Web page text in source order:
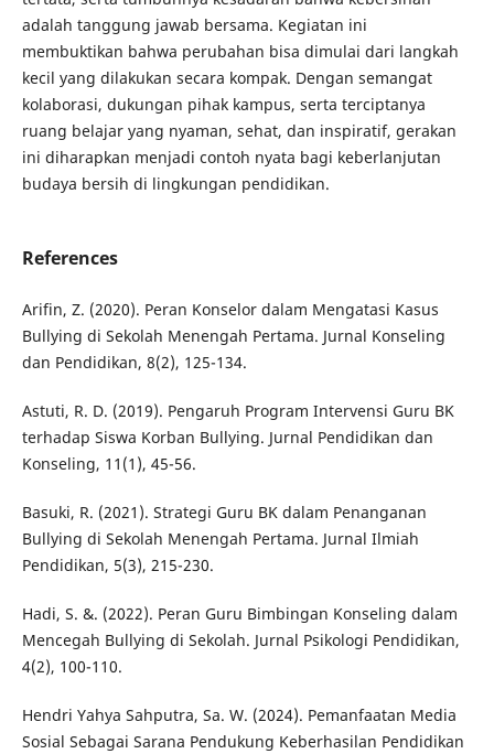
adalah tanggung jawab bersama. Kegiatan ini
membuktikan bahwa perubahan bisa dimulai dari langkah
kecil yang dilakukan secara kompak. Dengan semangat
kolaborasi, dukungan pihak kampus, serta terciptanya
ruang belajar yang nyaman, sehat, dan inspiratif, gerakan
ini diharapkan menjadi contoh nyata bagi keberlanjutan
budaya bersih di lingkungan pendidikan.
References
Arifin, Z. (2020). Peran Konselor dalam Mengatasi Kasus
Bullying di Sekolah Menengah Pertama. Jurnal Konseling
dan Pendidikan, 8(2), 125-134.
Astuti, R. D. (2019). Pengaruh Program Intervensi Guru BK
terhadap Siswa Korban Bullying. Jurnal Pendidikan dan
Konseling, 11(1), 45-56.
Basuki, R. (2021). Strategi Guru BK dalam Penanganan
Bullying di Sekolah Menengah Pertama. Jurnal Ilmiah
Pendidikan, 5(3), 215-230.
Hadi, S. &. (2022). Peran Guru Bimbingan Konseling dalam
Mencegah Bullying di Sekolah. Jurnal Psikologi Pendidikan,
4(2), 100-110.
Hendri Yahya Sahputra, Sa. W. (2024). Pemanfaatan Media
Sosial Sebagai Sarana Pendukung Keberhasilan Pendidikan